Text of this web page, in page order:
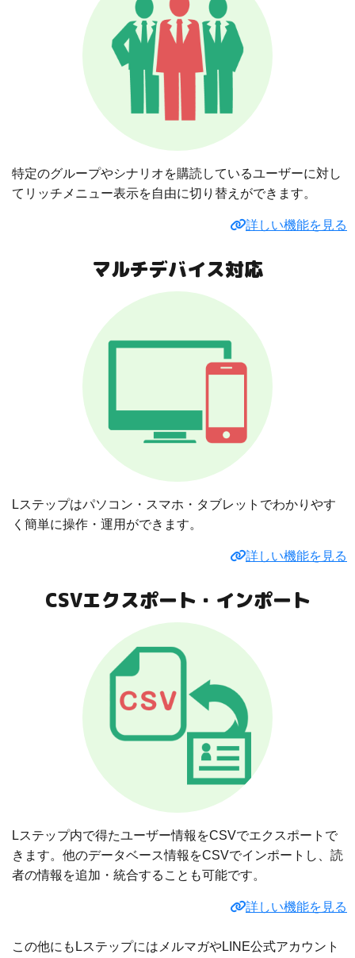
特定のグループやシナリオを購読しているユーザーに対し
てリッチメニュー表示を自由に切り替えができます。
詳しい機能を見る
マルチデバイス対応
Lステップはパソコン・スマホ・タブレットでわかりやす
く簡単に操作・運用ができます。
詳しい機能を見る
CSVエクスポート・インポート
Lステップ内で得たユーザー情報をCSVでエクスポートで
きます。他のデータベース情報をCSVでインポートし、読
者の情報を追加・統合することも可能です。
詳しい機能を見る
この他にもLステップにはメルマガやLINE公式アカウント